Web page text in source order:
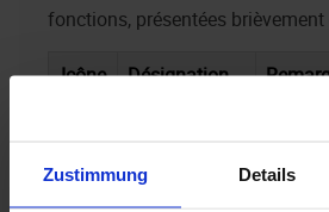
Zustimmung Details
fonctions, présentées brièvement
Icône Désignation